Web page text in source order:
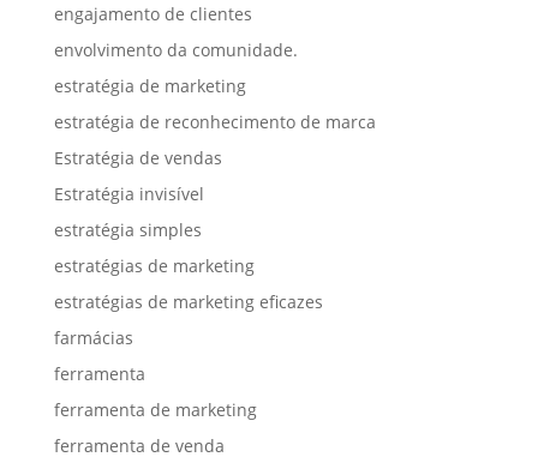
engajamento de clientes
envolvimento da comunidade.
estratégia de marketing
estratégia de reconhecimento de marca
Estratégia de vendas
Estratégia invisível
estratégia simples
estratégias de marketing
estratégias de marketing eficazes
farmácias
ferramenta
ferramenta de marketing
ferramenta de venda